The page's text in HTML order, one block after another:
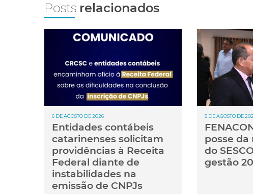
Posts relacionados
6 DE AGOSTO DE 2026
Entidades contábeis
catarinenses solicitam
providências à Receita
Federal diante de
instabilidades na
emissão de CNPJs
5 DE AGOSTO DE
posse da
do
gestão